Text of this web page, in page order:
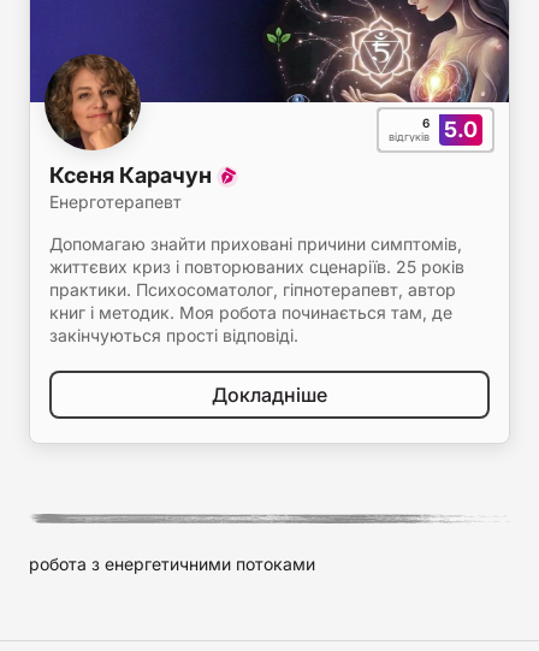
5.0
6
відгуків
Ксеня Карачун
Енерготерапевт
Допомагаю знайти приховані причини симптомів,
життєвих криз і повторюваних сценаріїв. 25 років
практики. Психосоматолог, гіпнотерапевт, автор
книг і методик. Моя робота починається там, де
закінчуються прості відповіді.
Докладніше
робота з енергетичними потоками